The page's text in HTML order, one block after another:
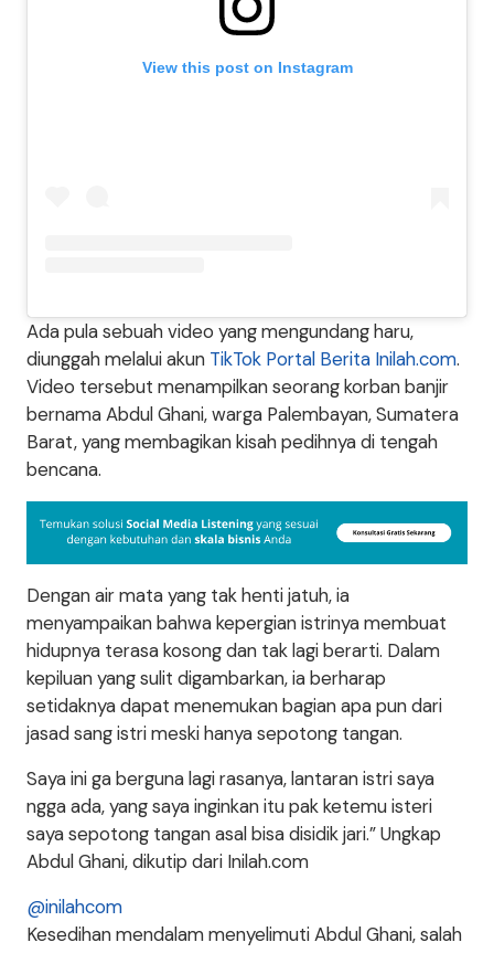
View this post on Instagram
Ada pula sebuah video yang mengundang haru,
diunggah melalui akun TikTok Portal Berita Inilah.com.
Video tersebut menampilkan seorang korban banjir
bernama Abdul Ghani, warga Palembayan, Sumatera
Barat, yang membagikan kisah pedihnya di tengah
bencana.
Dengan air mata yang tak henti jatuh, ia
menyampaikan bahwa kepergian istrinya membuat
hidupnya terasa kosong dan tak lagi berarti. Dalam
kepiluan yang sulit digambarkan, ia berharap
setidaknya dapat menemukan bagian apa pun dari
jasad sang istri meski hanya sepotong tangan.
Saya ini ga berguna lagi rasanya, lantaran istri saya
ngga ada, yang saya inginkan itu pak ketemu isteri
saya sepotong tangan asal bisa disidik jari.” Ungkap
Abdul Ghani, dikutip dari Inilah.com
@inilahcom
Kesedihan mendalam menyelimuti Abdul Ghani, salah